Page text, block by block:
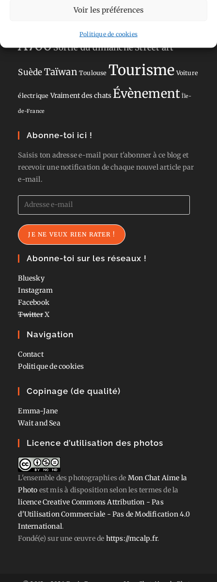
Voir les préférences
Politique de cookies
A700Sortie du dimancheStreet art
SuèdeTaïwan Toulouse Tourisme Voiture
électrique Vraiment des chats Évènement Île-
de-France
Abonne-toi ici !
Saisis ton adresse e-mail pour t'abonner à ce blog et
recevoir une notification de chaque nouvel article par
e-mail.
Adresse
e-
mail
JE NE VEUX RIEN RATER !
Abonne-toi sur les réseaux !
Bluesky
Instagram
Facebook
TwitterX
Navigation
Contact
Politique de cookies
Copinage (de qualité)
Emma-Jane
Wait and Sea
Licence d’utilisation des photos
L'ensemble des photographiesde Mon Chat Aime la
Photo est mis à disposition selon les termes de la
licence Creative Commons Attribution - Pas
d'Utilisation Commerciale - Pas de Modification 4.0
International.
Fondé(e) sur une œuvre de https://mcalp.fr.